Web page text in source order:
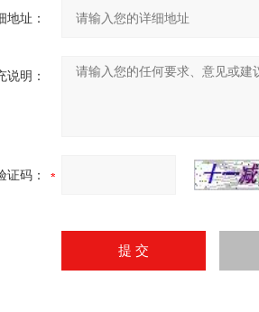
地址：
说明：
证码：